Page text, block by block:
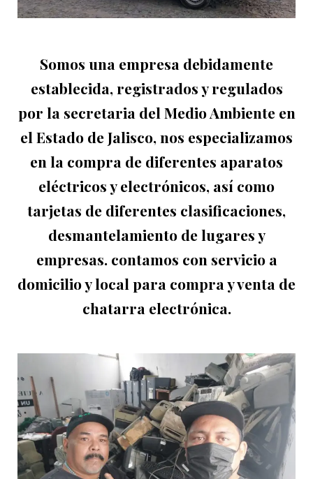
Somos una empresa debidamente
establecida, registrados y regulados
por la secretaria del Medio Ambiente en
el Estado de Jalisco, nos especializamos
en la compra de diferentes aparatos
eléctricos y electrónicos, así como
tarjetas de diferentes clasificaciones,
desmantelamiento de lugares y
empresas. contamos con servicio a
domicilio y local para compra y venta de
chatarra electrónica.